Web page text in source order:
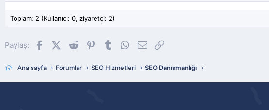
Toplam: 2 (Kullanıcı: 0, ziyaretçi: 2)
Paylaş: FacebookX (Twitter)
Reddit PinterestTumblrWhatsApp
E-posta
Ana sayfa Forumlar SEO Hizmetleri SEO Danışmanlığı